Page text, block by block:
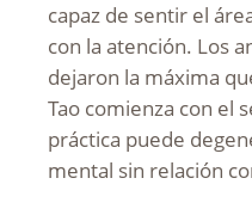
capaz de sentir el
con la atención. Los
dejaron la máxima
Tao comienza con el
práctica puede
mental sin relación